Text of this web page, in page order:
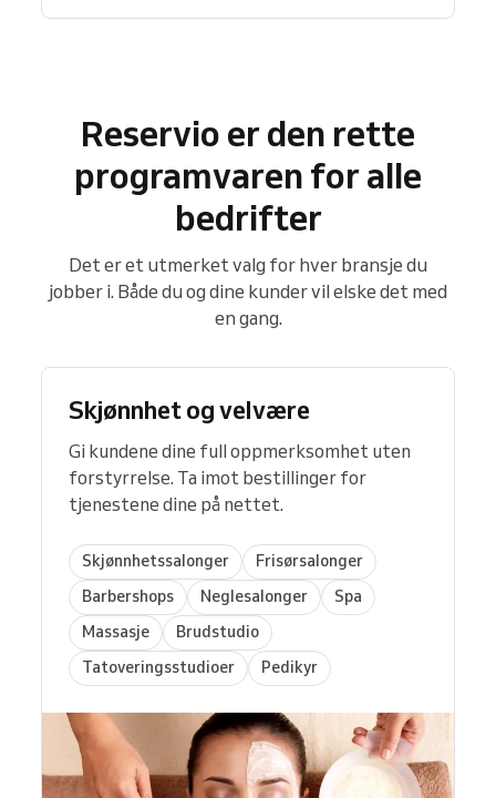
Reservio er den rette
programvaren for alle
bedrifter
Det er et utmerket valg for hver bransje du
jobber i. Både du og dine kunder vil elske det med
en gang.
Skjønnhet og velvære
Gi kundene dine full oppmerksomhet uten
forstyrrelse. Ta imot bestillinger for
tjenestene dine på nettet.
Skjønnhetssalonger
Frisørsalonger
Barbershops
Neglesalonger
Spa
Massasje
Brudstudio
Tatoveringsstudioer
Pedikyr